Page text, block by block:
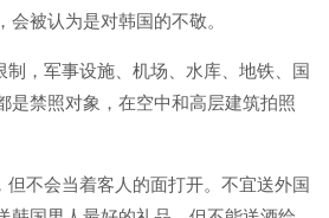
被认为是对韩国的不敬。
，军事设施、机场、水库、地铁、国
是禁照对象，在空中和高层建筑拍照
不会当着客人的面打开。不宜送外国